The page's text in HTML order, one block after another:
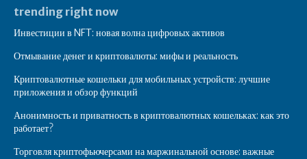
trending right now
Инвестиции в NFT: новая волна цифровых активов
Отмывание денег и криптовалюты: мифы и реальность
Криптовалютные кошельки для мобильных устройств: лучшие
приложения и обзор функций
Анонимность и приватность в криптовалютных кошельках: как это
работает?
Торговля криптофьючерсами на маржинальной основе: важные